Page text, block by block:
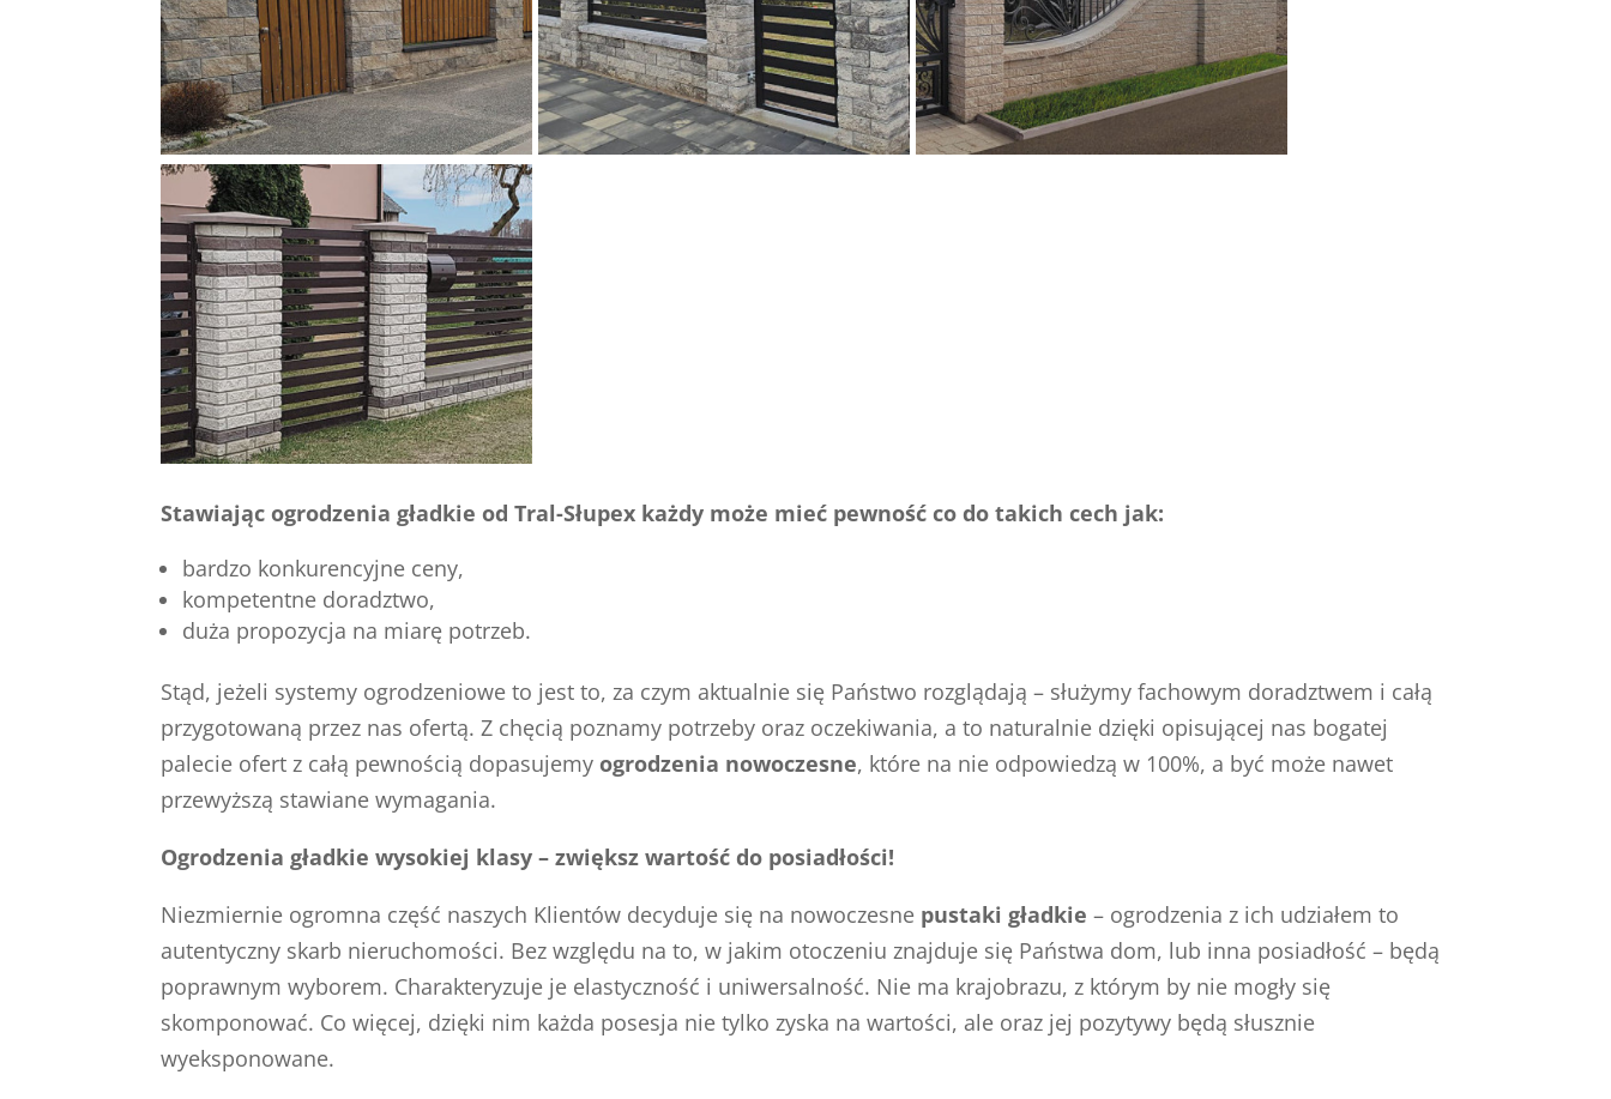
Stawiając ogrodzenia gładkie od Tral-Słupex każdy może mieć pewność co do takich cech jak:
bardzo konkurencyjne ceny,
kompetentne doradztwo,
duża propozycja na miarę potrzeb.
Stąd, jeżeli systemy ogrodzeniowe to jest to, za czym aktualnie się Państwo rozglądają – służymy fachowym doradztwem i całą
przygotowaną przez nas ofertą. Z chęcią poznamy potrzeby oraz oczekiwania, a to naturalnie dzięki opisującej nas bogatej
palecie ofert z całą pewnością dopasujemy ogrodzenia nowoczesne, które na nie odpowiedzą w 100%, a być może nawet
przewyższą stawiane wymagania.
Ogrodzenia gładkie wysokiej klasy – zwiększ wartość do posiadłości!
Niezmiernie ogromna część naszych Klientów decyduje się na nowoczesne pustaki gładkie – ogrodzenia z ich udziałem to
autentyczny skarb nieruchomości. Bez względu na to, w jakim otoczeniu znajduje się Państwa dom, lub inna posiadłość – będą
poprawnym wyborem. Charakteryzuje je elastyczność i uniwersalność. Nie ma krajobrazu, z którym by nie mogły się
skomponować. Co więcej, dzięki nim każda posesja nie tylko zyska na wartości, ale oraz jej pozytywy będą słusznie
wyeksponowane.